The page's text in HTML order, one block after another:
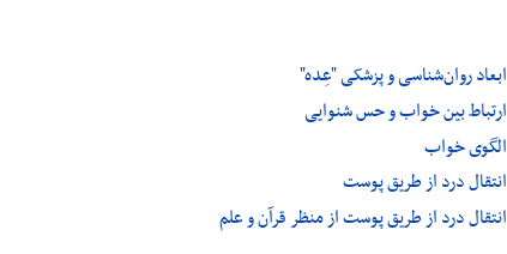
ابعاد روان‌شناسی و پزشکی "عِده"
ارتباط بين خواب و حس شنوایی
الگوی خواب
انتقال درد از طریق پوست
انتقال درد از طریق پوست از منظر قرآن و علم